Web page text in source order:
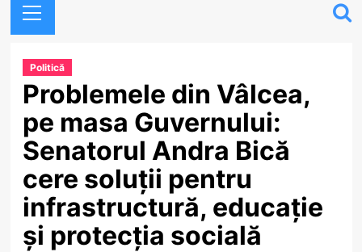
Menu
Politică
Problemele din Vâlcea,
pe masa Guvernului:
Senatorul Andra Bică
cere soluții pentru
infrastructură, educație
și protecția socială